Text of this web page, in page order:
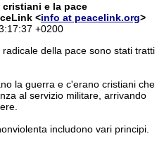
e la pace
<info at peacelink.org>
+0200
della pace sono stati tratti
la guerra e c'erano cristiani che
al servizio militare, arrivando
includono vari principi.